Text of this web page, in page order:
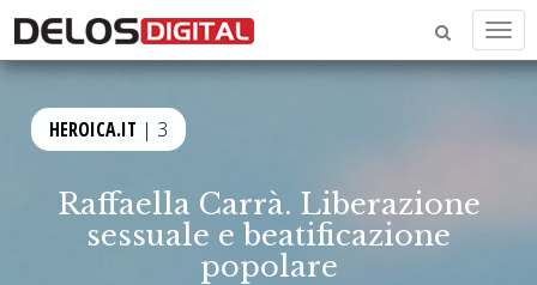
HEROICA.IT | 3
Raffaella Carrà. Liberazione
sessuale e beatificazione
popolare